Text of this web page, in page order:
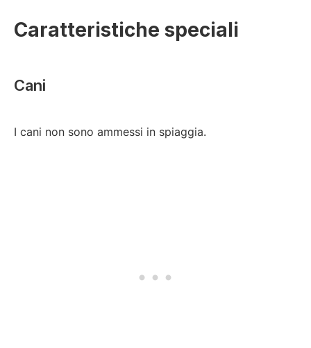
Caratteristiche speciali
Cani
I cani non sono ammessi in spiaggia.